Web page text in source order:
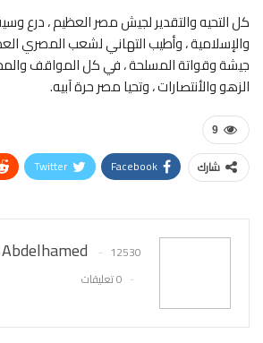
كل التحيه والتقدير لجيش مصر العظيم ، درع
والإسلامية ، وأطيب التهاني لشعب المصري
جيشة وقواتة المسلحة ، في كل المواقف
الزهو والأنتصارات ، وتحيا مصر حرة آبيه.
9
شارك Facebook
Twitter
12530 المشاركات
0 تعليقات